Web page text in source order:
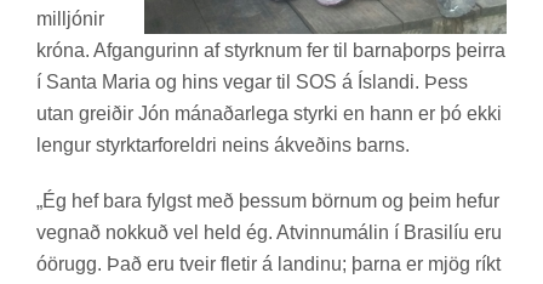
millj­ón­ir
króna. Af­gang­ur­inn af styrkn­um fer til barna­þorps þeirra
í Santa Maria og hins veg­ar til SOS á Ís­landi. Þess
utan greið­ir Jón mán­að­ar­lega styrki en hann er þó ekki
leng­ur styrktar­for­eldri neins ákveð­ins barns.
„Ég hef bara fylgst með þess­um börn­um og þeim hef­ur
vegn­að nokk­uð vel held ég. At­vinnu­mál­in í Bras­il­íu eru
óör­ugg. Það eru tveir flet­ir á land­inu; þarna er mjög ríkt